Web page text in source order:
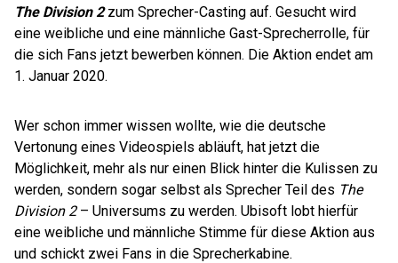
The Division 2zum Sprecher-Casting auf. Gesucht wird
eine weibliche und eine männliche Gast-Sprecherrolle, für
die sich Fans jetzt bewerben können. Die Aktion endet am
1. Januar 2020.
Wer schon immer wissen wollte, wie die deutsche
Vertonung eines Videospiels abläuft, hat jetzt die
Möglichkeit, mehr als nur einen Blick hinter die Kulissen zu
werden, sondern sogar selbst als Sprecher Teil des The
Division 2– Universums zu werden. Ubisoft lobt hierfür
eine weibliche und männliche Stimme für diese Aktion aus
und schickt zwei Fans in die Sprecherkabine.